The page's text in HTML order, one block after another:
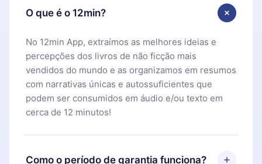
O que é o 12min?
No 12min App, extraímos as melhores ideias e
percepções dos livros de não ficção mais
vendidos do mundo e as organizamos em resumos
com narrativas únicas e autossuficientes que
podem ser consumidos em áudio e/ou texto em
cerca de 12 minutos!
Como o período de garantia funciona?